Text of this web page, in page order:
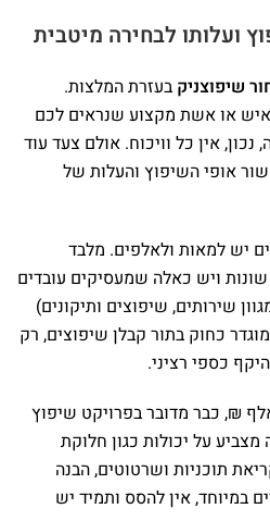
ועלותו לבחירה מיטבית
שיפוצניק בעזרת המלצות.
איש או אשת מקצוע שנראים לכם
נכון, אין כל וויכוח. אולם צעד עוד
אופי השיפוץ והעלות של
יש למאות ולאלפים. מלבד
ויש כאלה שמעסיקים עובדים
שירותים, שיפוצים ותיקונים)
כחוק בתור קבלן שיפוצים, רק
כספי רציני.
כסף, מעל 40 או 45 אלף ₪, כבר מדובר בפרויקט שיפוץ
על יכולות כגון חלוקת
תוכניות ושרטוטים, הבנה
במיוחד, אין להסס ותמיד יש